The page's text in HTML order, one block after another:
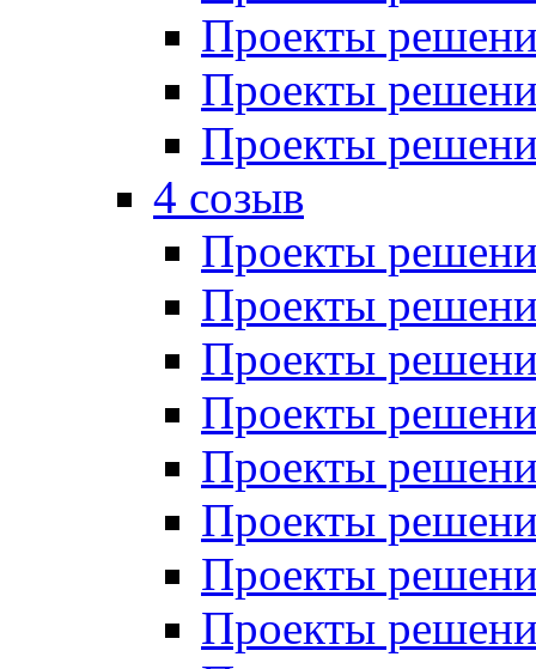
Проекты
Проекты
Проекты
4 созыв
Проекты
Проекты
Проекты
Проекты
Проекты
Проекты
Проекты
Проекты